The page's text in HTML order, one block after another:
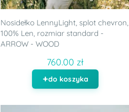
Nosidełko LennyLight, splot chevron,
100% Len, rozmiar standard -
ARROW - WOOD
760.00 zł
do koszyka